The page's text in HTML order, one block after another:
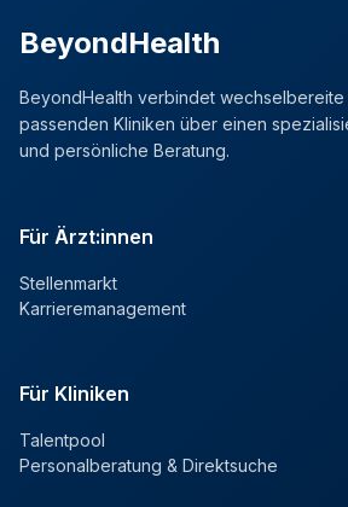
BeyondHealth
BeyondHealth verbindet wechselbereite
passenden Kliniken über einen
und persönliche Beratung.
Für Ärzt:innen
Stellenmarkt
Karrieremanagement
Für Kliniken
Talentpool
Personalberatung & Direktsuche